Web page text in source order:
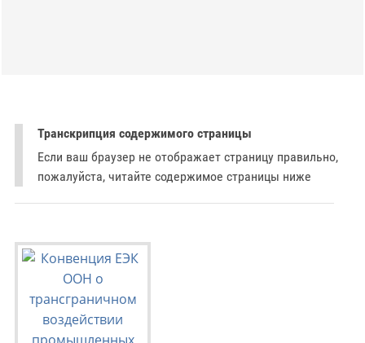
Транскрипция содержимого страницы
Если ваш браузер не отображает страницу правильно,
пожалуйста, читайте содержимое страницы ниже